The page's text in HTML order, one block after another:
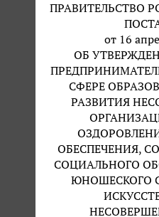
ПРАВИТЕЛЬСТВО
от 16
ОБ
СФЕРЕ
РАЗВИТИЯ
ОБЕСПЕЧЕНИЯ,
СОЦИАЛЬНОГО
ЮНОШЕСКОГО